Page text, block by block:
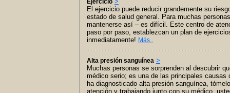
Ejercicio
El ejercicio puede reducir grandemente su
estado de salud general. Para muchas
mantenerse así – es difícil. Este centro de
paso por paso, establezcan un plan de
inmediatamente! Más..
Alta presión sanguínea >
Muchas personas se sorprenden al descubrir
médico serio; es una de las principales
ha diagnosticado alta presión sanguínea,
atención y trabajando junto con su médico,